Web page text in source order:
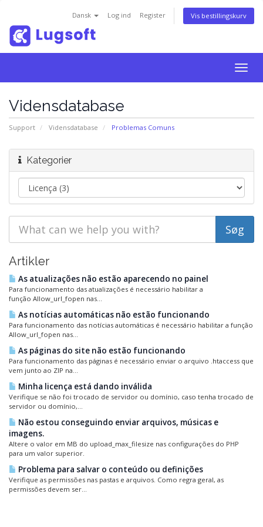
Dansk Log ind Register Vis bestillingskurv
Vidensdatabase
Support Vidensdatabase Problemas Comuns
Kategorier
Artikler
As atualizações não estão aparecendo no painel
Para funcionamento das atualizações é necessário habilitar a
função Allow_url_fopen nas...
As notícias automáticas não estão funcionando
Para funcionamento das notícias automáticas é necessário habilitar a função
Allow_url_fopen nas...
As páginas do site não estão funcionando
Para funcionamento das páginas é necessário enviar o arquivo .htaccess que
vem junto ao ZIP na...
Minha licença está dando inválida
Verifique se não foi trocado de servidor ou domínio, caso tenha trocado de
servidor ou domínio,...
Não estou conseguindo enviar arquivos, músicas e
imagens.
Altere o valor em MB do upload_max_filesize nas configurações do PHP
para um valor superior.
Problema para salvar o conteúdo ou definições
Verifique as permissões nas pastas e arquivos. Como regra geral, as
permissões devem ser...